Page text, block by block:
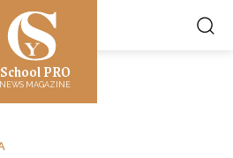
School PRO
NEWS MAGAZINE